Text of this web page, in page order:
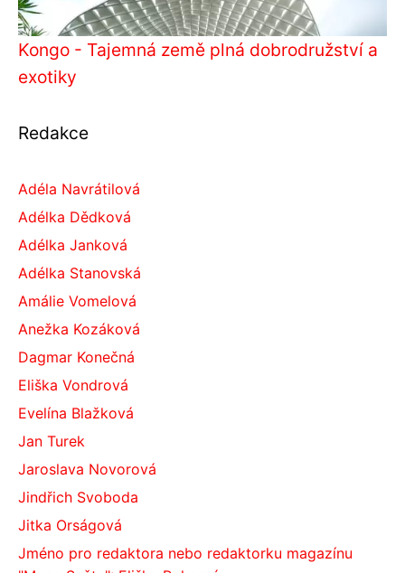
Kongo - Tajemná země plná dobrodružství a
exotiky
Redakce
Adéla Navrátilová
Adélka Dědková
Adélka Janková
Adélka Stanovská
Amálie Vomelová
Anežka Kozáková
Dagmar Konečná
Eliška Vondrová
Evelína Blažková
Jan Turek
Jaroslava Novorová
Jindřich Svoboda
Jitka Orságová
Jméno pro redaktora nebo redaktorku magazínu